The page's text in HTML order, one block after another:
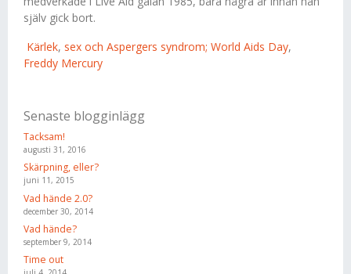
själv gick bort.
Kärlek, sex och Aspergers syndrom; World Aids Day,
Freddy Mercury
Senaste blogginlägg
Tacksam!
augusti 31, 2016
Skärpning, eller?
juni 11, 2015
Vad hände 2.0?
december 30, 2014
Vad hände?
september 9, 2014
Time out